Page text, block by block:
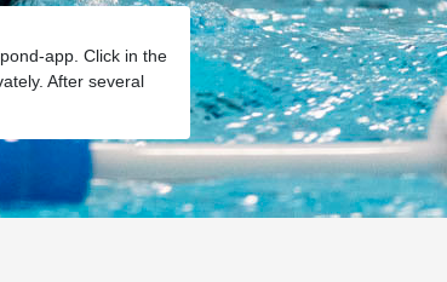
app. Click in the
After several